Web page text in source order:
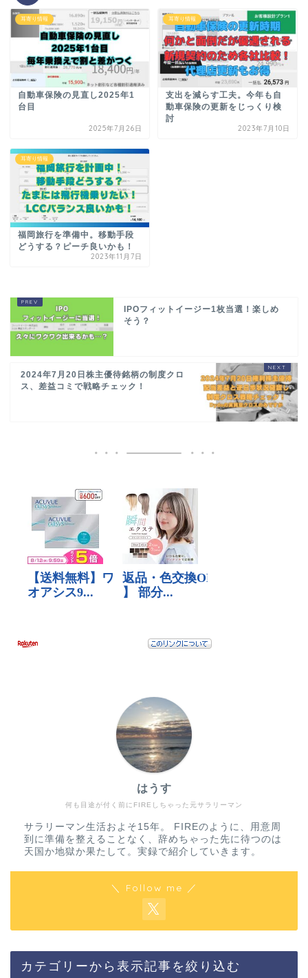
耳寄り情報
自動車保険の見直し2025年1
台目
2025年7月26日
耳寄り情報
支出を減らす工夫。今年も自
動車保険の更新をじっくり検
討
2023年7月10日
耳寄り情報
福岡旅行を準備中。移動手段
どうする？ピーチ良いかも！
2023年11月7日
IPOフィットイージー1枚当選！楽しめ
そう？
2024年7月20日株主優待銘柄の制度クロ
ス、差益コミで戦略チェック！
何も目途が付く前にFIREしちゃった元サラリーマン
はうす
サラリーマン生活およそ15年。 FIREのように、用意周
到に準備を整えることなく、辞めちゃった先に待つのは
天国か地獄か果たして。実録で紹介していきます。
＼ Follow me ／
カテゴリーから表示記事を絞り込む